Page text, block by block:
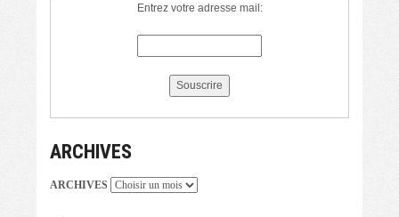
Entrez votre adresse mail:
ARCHIVES
ARCHIVES